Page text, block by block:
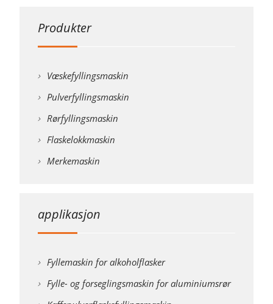
Produkter
Væskefyllingsmaskin
Pulverfyllingsmaskin
Rørfyllingsmaskin
Flaskelokkmaskin
Merkemaskin
applikasjon
Fyllemaskin for alkoholflasker
Fylle- og forseglingsmaskin for aluminiumsrør